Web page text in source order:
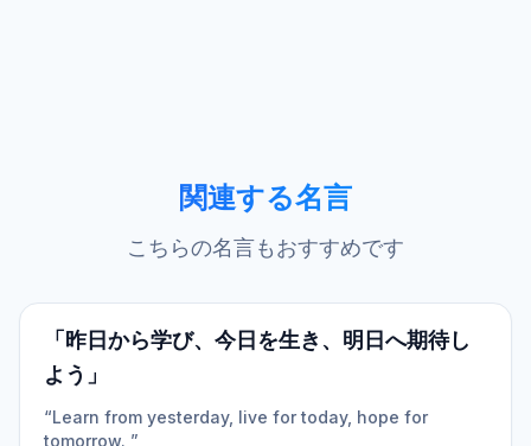
関連する名言
こちらの名言もおすすめです
「昨日から学び、今日を生き、明日へ期待し
よう」
“Learn from yesterday, live for today, hope for
tomorrow. ”